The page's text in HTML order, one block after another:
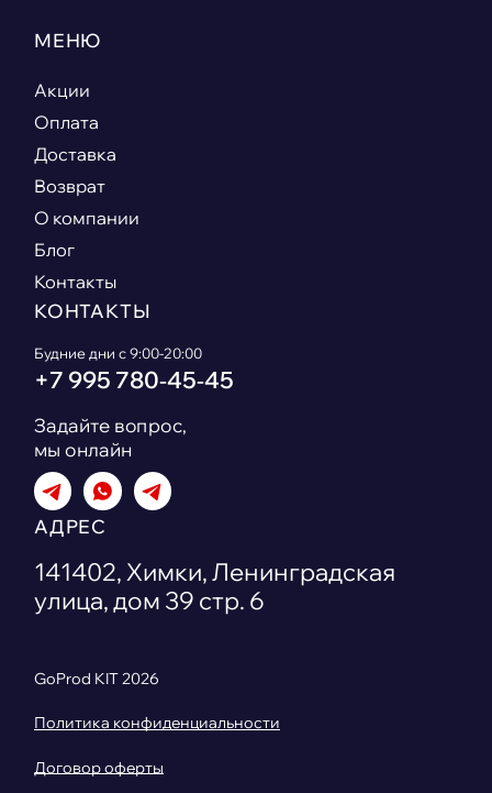
МЕНЮ
Акции
Оплата
Доставка
Возврат
О компании
Блог
Контакты
КОНТАКТЫ
Будние дни с 9:00-20:00
+7 995 780‑45‑45
Задайте вопрос,
мы онлайн
АДРЕС
141402, Химки, Ленинградская
улица, дом 39 стр. 6
GoProd KIT2026
Политика конфиденциальности
Договор оферты